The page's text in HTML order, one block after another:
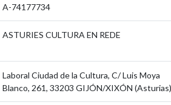
A-74177734
ASTURIES CULTURA EN REDE
Laboral Ciudad de la Cultura, C/ Luis Moya
Blanco, 261, 33203 GIJÓN/XIXÓN (Asturias)